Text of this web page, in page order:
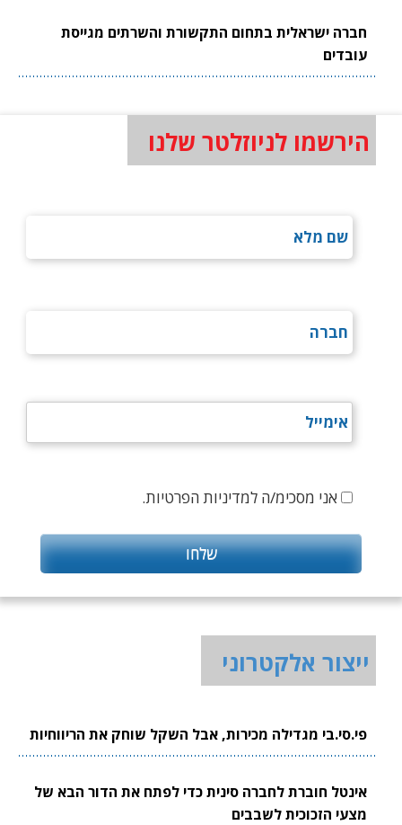
חברה ישראלית בתחום התקשורת והשרתים מגייסת
עובדים
הירשמו לניוזלטר שלנו
אני מסכימ/ה למדיניות הפרטיות.
ייצור אלקטרוני
פי.סי.בי מגדילה מכירות, אבל השקל שוחק את הריווחיות
אינטל חוברת לחברה סינית כדי לפתח את הדור הבא של
מצעי הזכוכית לשבבים